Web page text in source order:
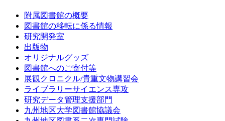
附属図書館の概要
図書館の移転に係る情報
研究開発室
出版物
オリジナルグッズ
図書館へのご寄付等
展観クロニクル/貴重文物講習会
ライブラリーサイエンス専攻
研究データ管理支援部門
九州地区大学図書館協議会